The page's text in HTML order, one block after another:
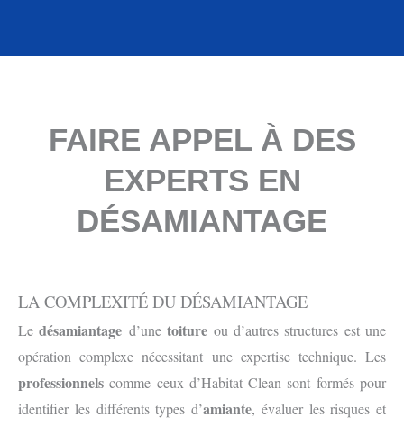
FAIRE APPEL À DES
EXPERTS EN
DÉSAMIANTAGE
LA COMPLEXITÉ DU DÉSAMIANTAGE
Ledésamiantage d’unetoiture ou d’autres structures est une
opération complexe nécessitant une expertise technique. Les
professionnels comme ceux d’Habitat Clean sont formés pour
identifier les différents types d’amiante, évaluer les risques et